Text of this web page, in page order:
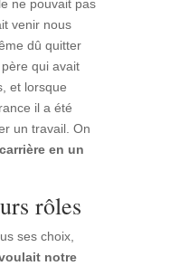
ne pouvait pas
venir nous
dû quitter
qui avait
et lorsque
il a été
un travail. On
en un
rôles
ses choix,
notre